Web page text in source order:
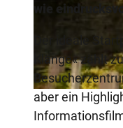
© Teutoburger Wald
wie
Der ideale
Klänge« zählt
aber ein